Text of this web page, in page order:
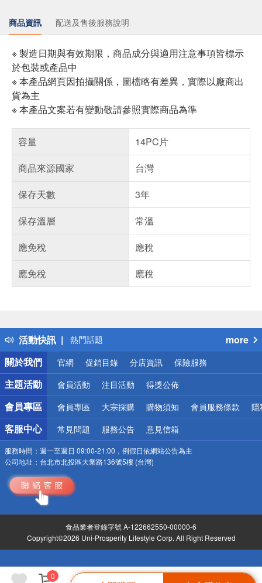
0
商品資訊 配送及售後服務說明
※ 製造日期與有效期限，商品成分與適用注意事項皆標示
於包裝或產品中
※ 本產品網頁因拍攝關係，圖檔略有差異，實際以廠商出
貨為主
※ 本產品文案若有變動敬請參照實際商品為準
容量
14PC片
商品來源國家
台灣
保存天數
3年
保存溫層
常溫
應免稅
應稅
應免稅
應稅
活動快訊
得獎公告
熱門話題
銀行優惠
偏遠地區配送
詐騙網頁！請小心！
more
關於我們
官網 促銷目錄 分店資訊 保險服務
主題活動 會員活動 注目活動 得獎公佈
會員專區 會員專區 大宗採購 購物須知 會員服務條款 隱
客服中心 常見問題 服務公告 意見信箱
服務時間： 週一至週日 09:00-21:00，例假日依網站公告為主
公司地址： 台北市北投區大業路136號5樓 (台灣)
食品業者登錄字號 A-122662550-00000-6
Copyright©2026 Uni-Prosperity Lifestyle Corp. All Right Reserved